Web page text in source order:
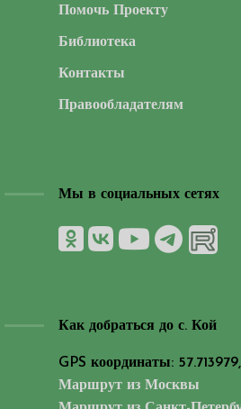
Помочь Проекту
Библиотека
Контакты
Правообладателям
Мы в социальных сетях
Как добраться до с. Кой
GPS координаты:
Маршрут из Москвы